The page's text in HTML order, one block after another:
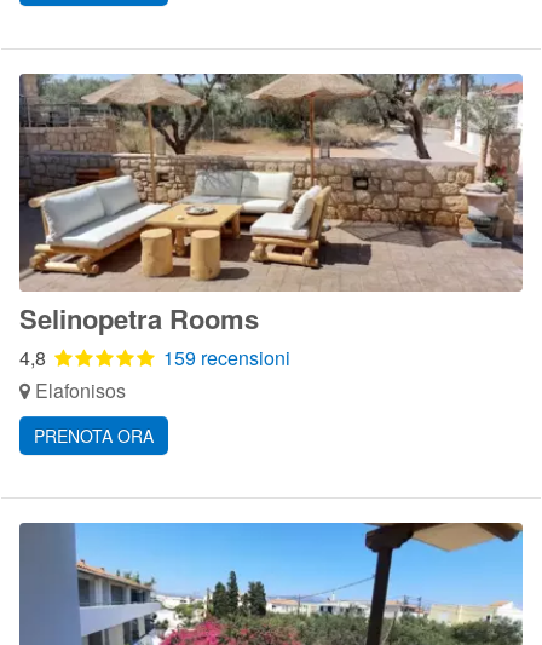
Selinopetra Rooms
4,8
159 recensioni
Elafonisos
PRENOTA ORA